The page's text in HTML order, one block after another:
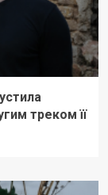
треком її